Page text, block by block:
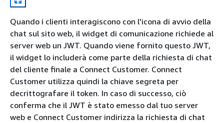
Quando i clienti interagiscono con l'icona di avvio della
chat sul sito web, il widget di comunicazione richiede al
server web un JWT. Quando viene fornito questo JWT,
il widget lo includerà come parte della richiesta di chat
del cliente finale a Connect Customer. Connect
Customer utilizza quindi la chiave segreta per
decrittografare il token. In caso di successo, ciò
conferma che il JWT è stato emesso dal tuo server
web e Connect Customer indirizza la richiesta di chat